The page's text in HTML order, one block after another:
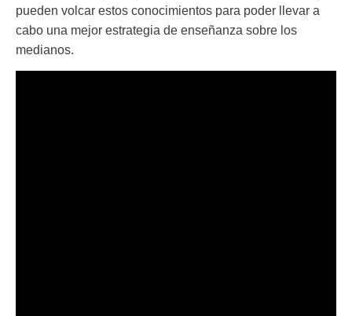
pueden volcar estos conocimientos para poder llevar a
cabo una mejor estrategia de enseñanza sobre los
medianos.